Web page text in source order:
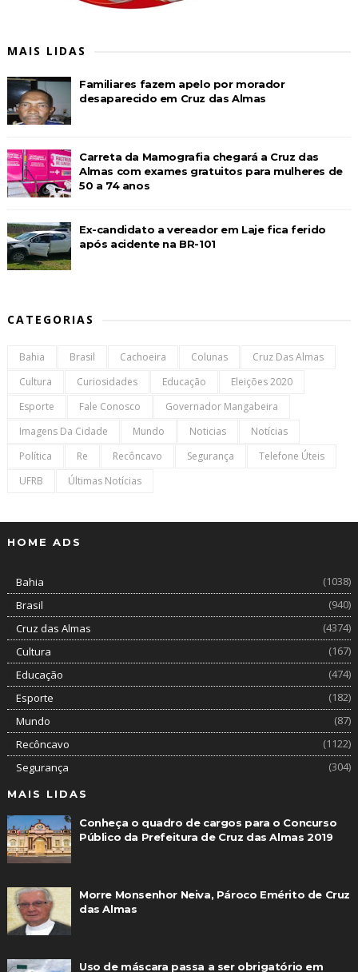
MAIS LIDAS
Familiares fazem apelo por morador
desaparecido em Cruz das Almas
Carreta da Mamografia chegará a Cruz das
Almas com exames gratuitos para mulheres de
50 a 74 anos
Ex-candidato a vereador em Laje fica ferido
após acidente na BR-101
CATEGORIAS
Bahia Brasil Cachoeira Colunas
Cruz Das Almas
Cultura
Curiosidades Educação
Eleições 2020
Esporte
Fale Conosco
Governador Mangabeira
Imagens Da Cidade
Mundo Noticias
Notícias
Política
Re Recôncavo Segurança
Telefone Úteis
UFRB
Últimas Notícias
HOME ADS
Bahia
(1038)
Brasil
(940)
Cruz das Almas
(4374)
Cultura
(167)
Educação
(474)
Esporte
(182)
Mundo
(87)
Recôncavo
(1122)
Segurança
(304)
MAIS LIDAS
Conheça o quadro de cargos para o Concurso
Público da Prefeitura de Cruz das Almas 2019
Morre Monsenhor Neiva, Pároco Emérito de Cruz
das Almas
Uso de máscara passa a ser obrigatório em